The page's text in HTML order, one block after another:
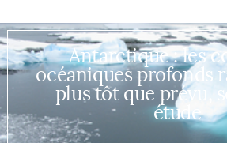
Antarctique : les
océaniques profonds
plus tôt que prévu,
étude